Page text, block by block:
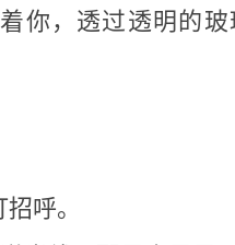
你，透过透明的
呼。